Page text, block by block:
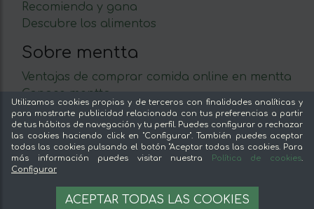
22,57 €
Recomienda y gana
Descubre los alimentos
Sobre mentta
Ventajas de comprar comida online en mentta
Conoce mentta
Blog de mentta
Vende en mentta
Fidelización
Preguntas frecuentes
Legal
Utilizamos cookies propias y de terceros con finalidades analíticas y
para mostrarte publicidad relacionada con tus preferencias a partir
de tus hábitos de navegación y tu perfil. Puedes configurar o rechazar
las cookies haciendo click en "Configurar". También puedes aceptar
todas las cookies pulsando el botón "Aceptar todas las cookies. Para
más información puedes visitar nuestra
Política de cookies.
Configurar
ACEPTAR TODAS LAS COOKIES